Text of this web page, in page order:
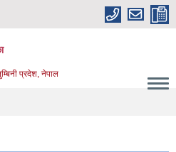
प्रदेश, नेपाल